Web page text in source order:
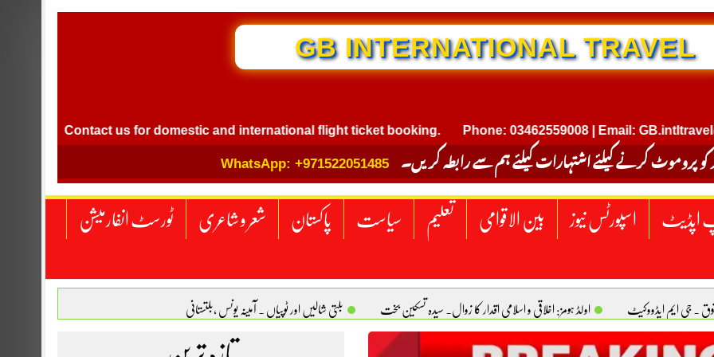
GB INTERNATIONAL TRAVEL
Contact us for domestic and international flight ticket booking. Phone: 03462559008 | Email:
کو پروموٹ کرنے کیلئے اشتہارات کیلئے ہم سے رابطہ کریں۔ WhatsApp: +971522051485
اپڈیٹ اسپورٹس نیوز بین الاقوامی تعلیم سیاست پاکستان شعر و شاعری ٹورسٹ انفارمیشن
. جی ایم ایڈووکیٹ اولڈ ہومز: اخلاقی و اسلامی اقدار کا زوال. سیدہ تسکین بخت بلتی شالیں اور ٹوپیاں . آمینہ یونس ،بلتستانی
امریکا یومِ استحصالِ کشمیر انجینیئر علی رضوان چوہدری برقع پوشی اور مرد کی نگاہ . محمد اسامہ مہر(ملتان )